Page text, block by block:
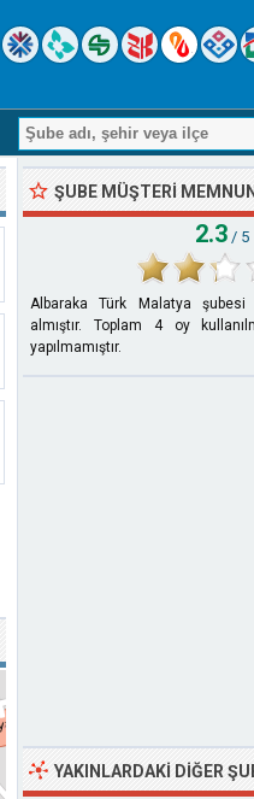
ŞUBE MÜŞTERI
2.3 / 5
Albaraka Türk Malatya şubesi
almıştır. Toplam 4oy
yapılmamıştır.
YAKINLARDAKI DIĞER